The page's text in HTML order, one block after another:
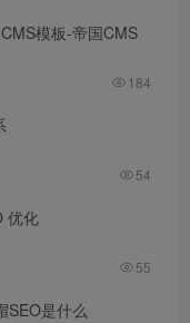
模板-帝国CMS
184
54
优化
55
SEO是什么